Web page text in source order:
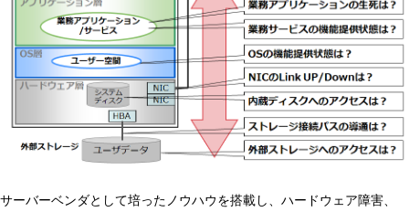
サーバーベンダとして培ったノウハウを搭載し、ハードウェア障害、